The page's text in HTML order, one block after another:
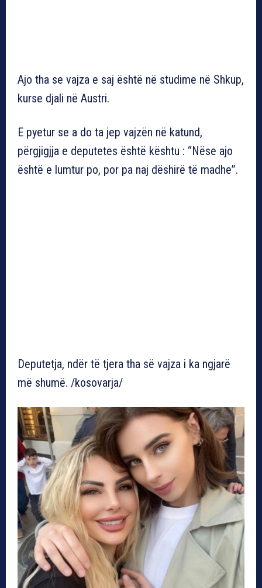
Ajo tha se vajza e saj është në studime në Shkup,
kurse djali në Austri.
E pyetur se a do ta jep vajzën në katund,
përgjigjja e deputetes është kështu : “Nëse ajo
është e lumtur po, por pa naj dëshirë të madhe”.
Deputetja, ndër të tjera tha së vajza i ka ngjarë
më shumë. /kosovarja/